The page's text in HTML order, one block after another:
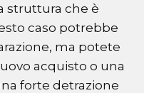
struttura che è
caso potrebbe
ma potete
acquisto o una
forte detrazione